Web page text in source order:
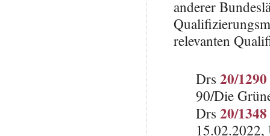
anderer
relevanten
Drs 20/1290
90/Die
Drs 20/1348
15.02.2022,